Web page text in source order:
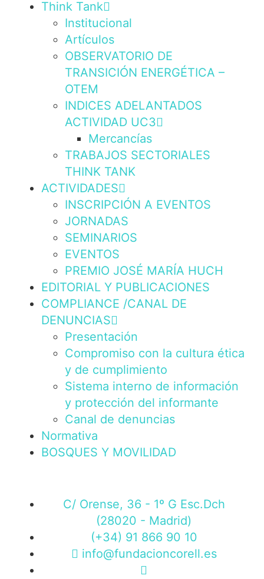
Think Tank
Institucional
Artículos
OBSERVATORIO DE
TRANSICIÓN ENERGÉTICA –
OTEM
INDICES ADELANTADOS
ACTIVIDAD UC3
Mercancías
TRABAJOS SECTORIALES
THINK TANK
ACTIVIDADES
INSCRIPCIÓN A EVENTOS
JORNADAS
SEMINARIOS
EVENTOS
PREMIO JOSÉ MARÍA HUCH
EDITORIAL Y PUBLICACIONES
COMPLIANCE /CANAL DE
DENUNCIAS
Presentación
Compromiso con la cultura ética
y de cumplimiento
Sistema interno de información
y protección del informante
Canal de denuncias
Normativa
BOSQUES Y MOVILIDAD
C/ Orense, 36 - 1º G Esc.Dch
(28020 - Madrid)
(+34) 91 866 90 10
info@fundacioncorell.es